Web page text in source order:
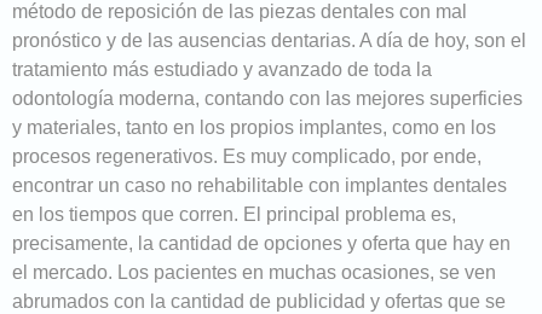
método de reposición de las piezas dentales con mal
pronóstico y de las ausencias dentarias. A día de hoy, son el
tratamiento más estudiado y avanzado de toda la
odontología moderna, contando con las mejores superficies
y materiales, tanto en los propios implantes, como en los
procesos regenerativos. Es muy complicado, por ende,
encontrar un caso no rehabilitable con implantes dentales
en los tiempos que corren. El principal problema es,
precisamente, la cantidad de opciones y oferta que hay en
el mercado. Los pacientes en muchas ocasiones, se ven
abrumados con la cantidad de publicidad y ofertas que se